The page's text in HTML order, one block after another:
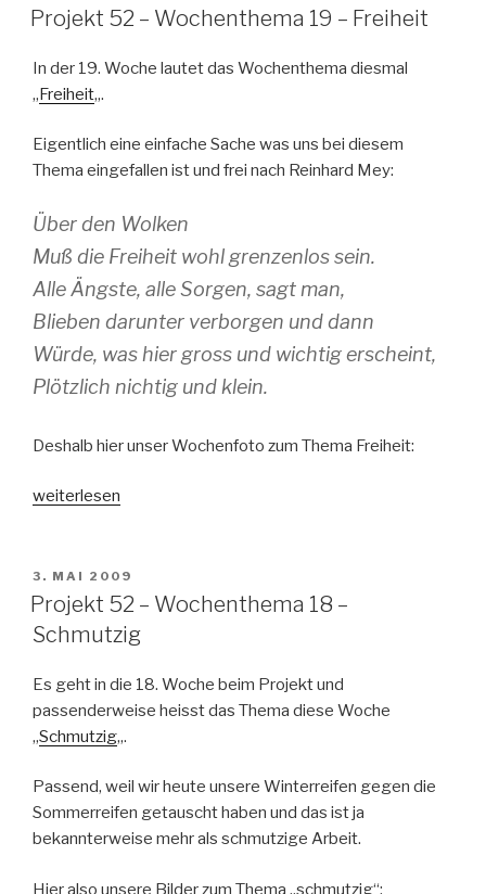
AM
Projekt 52 – Wochenthema 19 – Freiheit
In der 19. Woche lautet das Wochenthema diesmal
„Freiheit„.
Eigentlich eine einfache Sache was uns bei diesem
Thema eingefallen ist und frei nach Reinhard Mey:
Über den Wolken
Muß die Freiheit wohl grenzenlos sein.
Alle Ängste, alle Sorgen, sagt man,
Blieben darunter verborgen und dann
Würde, was hier gross und wichtig erscheint,
Plötzlich nichtig und klein.
Deshalb hier unser Wochenfoto zum Thema Freiheit:
„Projekt
Wochenthema
19
–
weiterlesen
VERÖFFENTLICHT
AM
3. MAI 2009
Projekt 52 – Wochenthema 18 –
Schmutzig
Es geht in die 18. Woche beim Projekt und
passenderweise heisst das Thema diese Woche
„Schmutzig„.
Passend, weil wir heute unsere Winterreifen gegen die
Sommerreifen getauscht haben und das ist ja
bekannterweise mehr als schmutzige Arbeit.
Hier also unsere Bilder zum Thema „schmutzig“: